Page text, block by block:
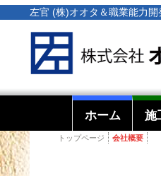
左官 (株)オオタ＆職業能力
ホーム 施
トップページ 会社概要